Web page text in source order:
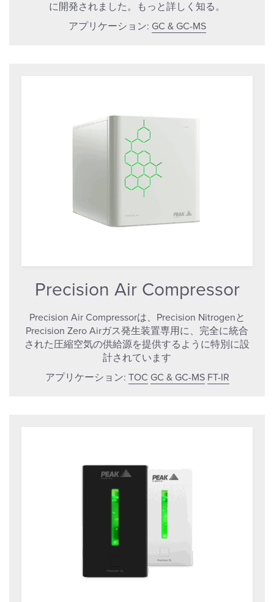
に開発されました。もっと詳しく知る。
アプリケーション: GC & GC-MS
Precision Air Compressor
Precision Air Compressorは、Precision Nitrogenと
Precision Zero Airガス発生装置専用に、完全に統合
された圧縮空気の供給源を提供するように特別に設
計されています
アプリケーション: TOC GC & GC-MS FT-IR